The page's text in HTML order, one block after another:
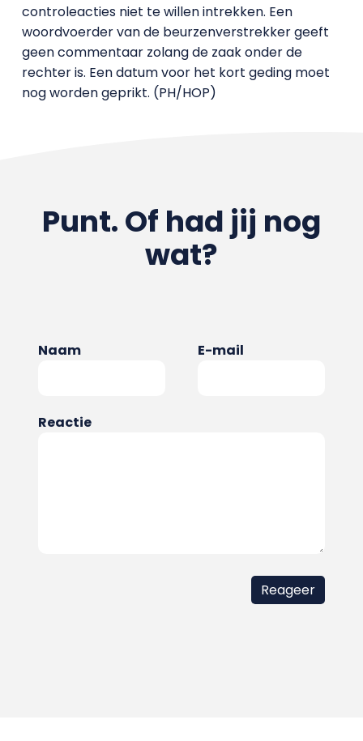
controleacties niet te willen intrekken. Een
woordvoerder van de beurzenverstrekker geeft
geen commentaar zolang de zaak onder de
rechter is. Een datum voor het kort geding moet
nog worden geprikt. (PH/HOP)
Punt. Of had jij nog
wat?
Naam E-mail
Reactie